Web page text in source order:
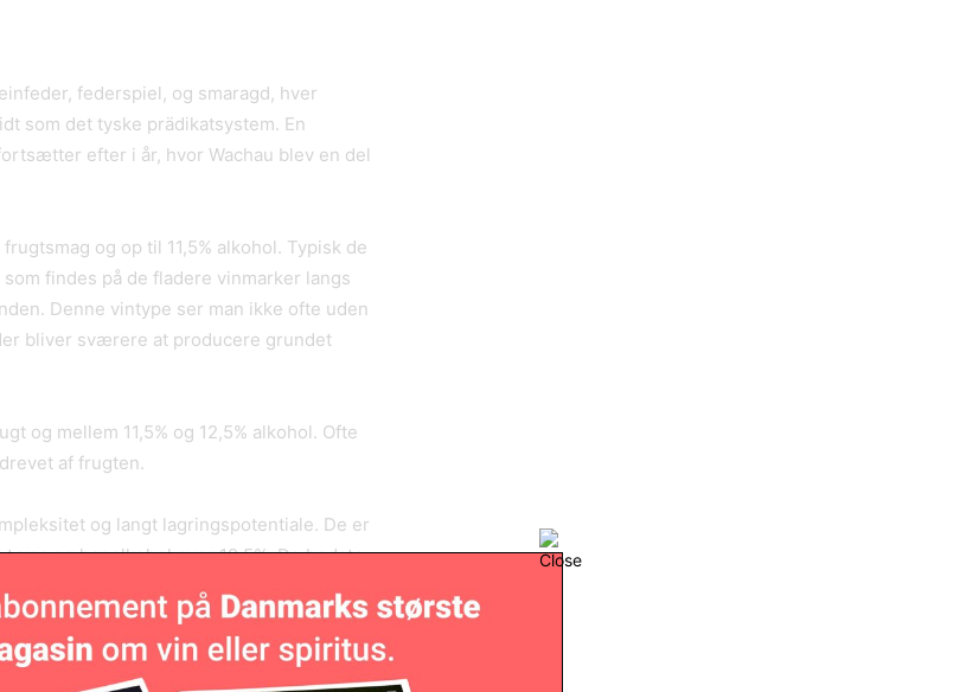
federspiel, og smaragd, hver
som det tyske prädikatsystem. En
efter i år, hvor Wachau blev en del
og op til 11,5% alkohol. Typisk de
findes på de fladere vinmarker langs
Denne vintype ser man ikke ofte uden
bliver sværere at producere grundet
og mellem 11,5% og 12,5% alkohol. Ofte
af frugten.
og langt lagringspotentiale. De er
og har alkohol over 12,5%. De bedste
mange stilretninger afhængigt af
solen kan bage om dagen, samtidig med